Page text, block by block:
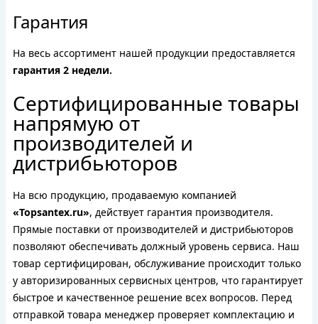
Гарантия
На весь ассортимент нашей продукции предоставляется
гарантия 2 недели.
Сертифицированные товары
напрямую от
производителей и
дистрибьюторов
На всю продукцию, продаваемую компанией
«Topsantex.ru», действует гарантия производителя.
Прямые поставки от производителей и дистрибьюторов
позволяют обеспечивать должный уровень сервиса. Наш
товар сертифицирован, обслуживание происходит только
у авторизированных сервисных центров, что гарантирует
быстрое и качественное решение всех вопросов. Перед
отправкой товара менеджер проверяет комплектацию и